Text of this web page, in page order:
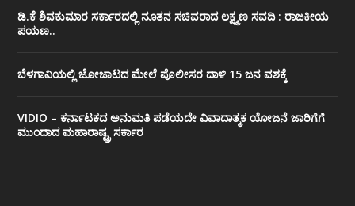
ಡಿ.ಕೆ ಶಿವಕುಮಾರ ಸರ್ಕಾರದಲ್ಲಿ ನೂತನ ಸಚಿವರಾದ ಲಕ್ಷ್ಮಣ ಸವದಿ : ರಾಜಕೀಯ
ಪಯಣ..
ಬೆಳಗಾವಿಯಲ್ಲಿ ಜೋಜಾಟದ ಮೇಲೆ ಪೊಲೀಸರ ದಾಳಿ 15 ಜನ ವಶಕ್ಕೆ
VIDIO – ಕರ್ನಾಟಕದ ಅನುಮತಿ ಪಡೆಯದೇ ವಿವಾದಾತ್ಮಕ ಯೋಜನೆ ಜಾರಿಗೆಗೆ
ಮುಂದಾದ ಮಹಾರಾಷ್ಟ್ರ ಸರ್ಕಾರ